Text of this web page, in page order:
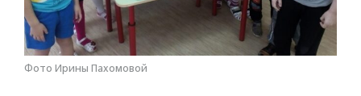
Фото Ирины Пахомовой